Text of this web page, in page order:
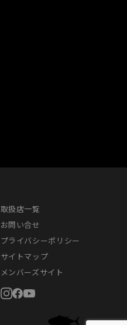
取扱店一覧
お問い合せ
プライバシーポリシー
サイトマップ
メンバーズサイト